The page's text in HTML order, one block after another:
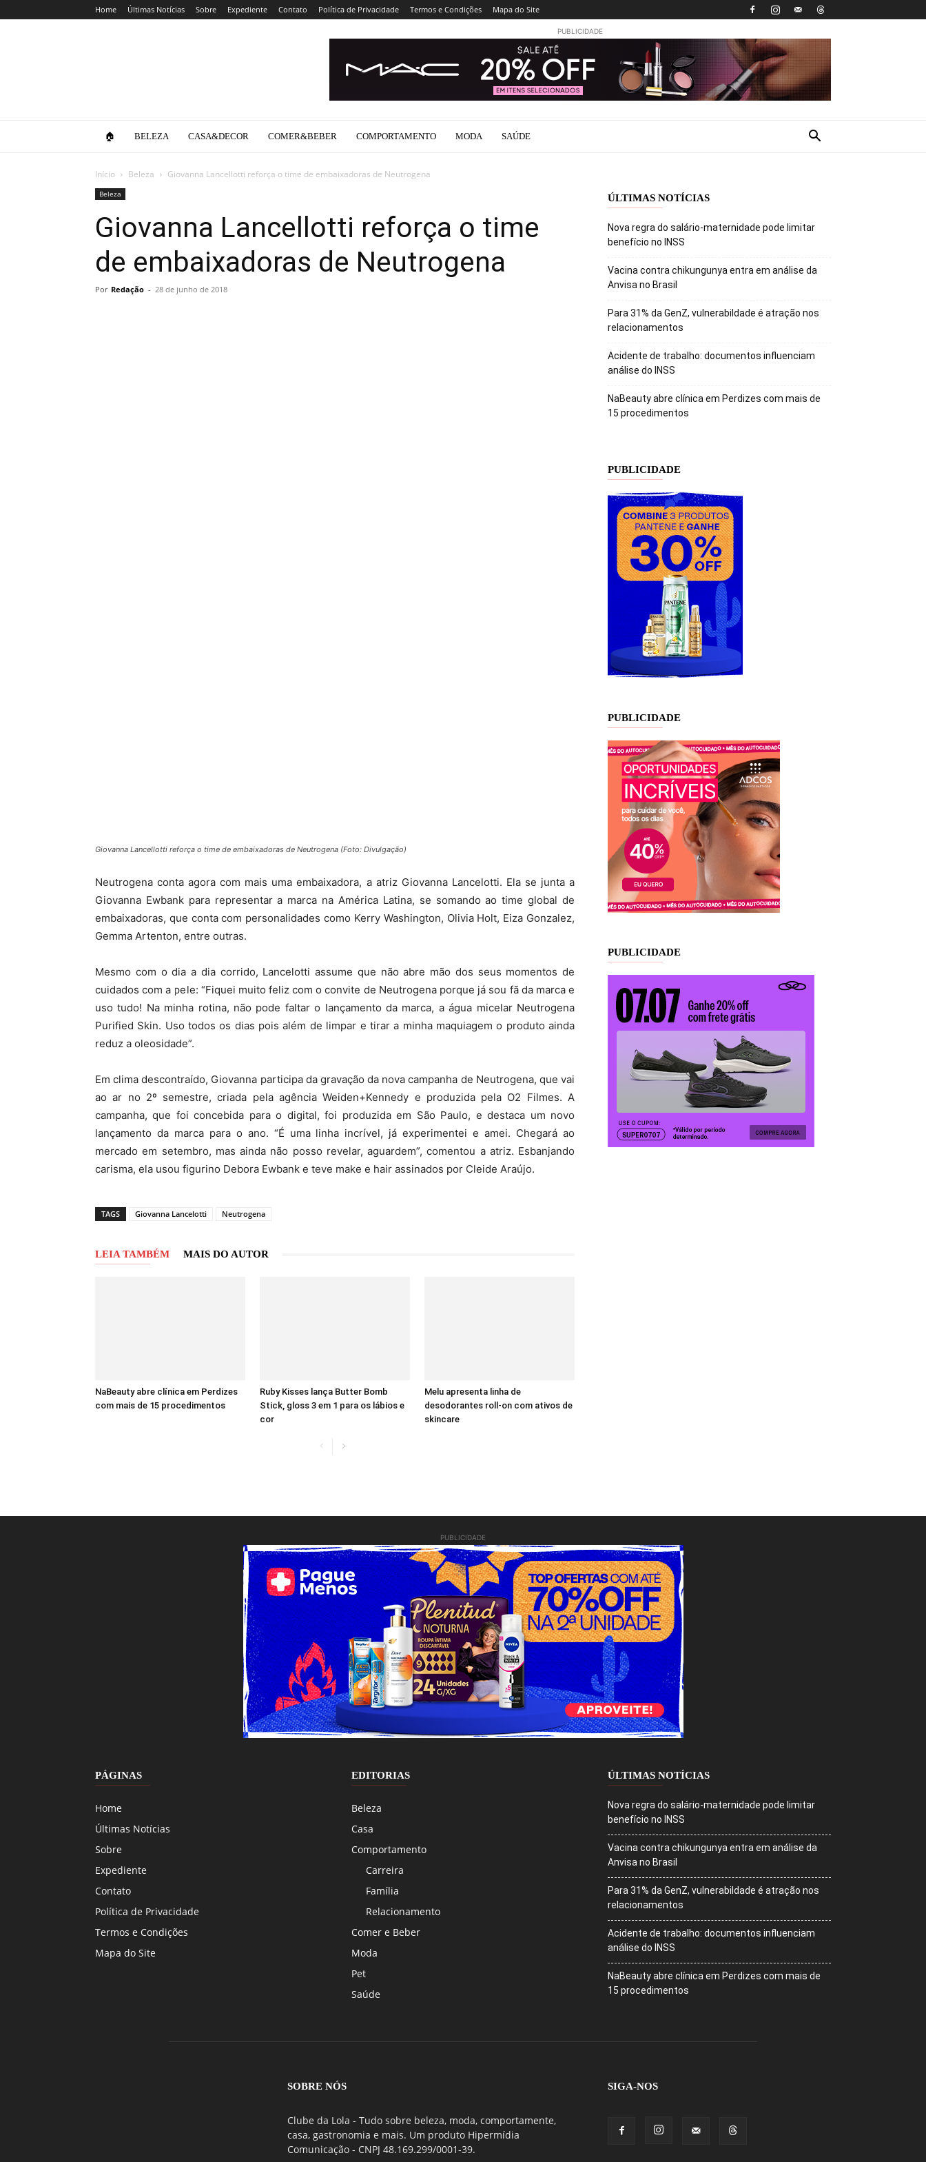
Home Últimas Notícias Sobre Expediente Contato Política de Privacidade Termos e Condições Mapa do Site
PUBLICIDADE
🏠 BELEZA CASA&DECOR COMER&BEBER COMPORTAMENTO MODA SAÚDE
Início Beleza Giovanna Lancellotti reforça o time de embaixadoras de Neutrogena
Beleza
Giovanna Lancellotti reforça o time
de embaixadoras de Neutrogena
Por Redação - 28 de junho de 2018
Giovanna Lancellotti reforça o time de embaixadoras de Neutrogena (Foto: Divulgação)
Neutrogena conta agora com mais uma embaixadora, a atriz Giovanna Lancelotti. Ela se junta a
Giovanna Ewbank para representar a marca na América Latina, se somando ao time global de
embaixadoras, que conta com personalidades como Kerry Washington, Olivia Holt, Eiza Gonzalez,
Gemma Artenton, entre outras.
Mesmo com o dia a dia corrido, Lancelotti assume que não abre mão dos seus momentos de
cuidados com a pele: “Fiquei muito feliz com o convite de Neutrogena porque já sou fã da marca e
uso tudo! Na minha rotina, não pode faltar o lançamento da marca, a água micelar Neutrogena
Purified Skin. Uso todos os dias pois além de limpar e tirar a minha maquiagem o produto ainda
reduz a oleosidade”.
Em clima descontraído, Giovanna participa da gravação da nova campanha de Neutrogena, que vai
ao ar no 2º semestre, criada pela agência Weiden+Kennedy e produzida pela O2 Filmes. A
campanha, que foi concebida para o digital, foi produzida em São Paulo, e destaca um novo
lançamento da marca para o ano. “É uma linha incrível, já experimentei e amei. Chegará ao
mercado em setembro, mas ainda não posso revelar, aguardem”, comentou a atriz. Esbanjando
carisma, ela usou figurino Debora Ewbank e teve make e hair assinados por Cleide Araújo.
TAGS Giovanna Lancelotti Neutrogena
LEIA TAMBÉM MAIS DO AUTOR
NaBeauty abre clínica em Perdizes
com mais de 15 procedimentos
Ruby Kisses lança Butter Bomb
Stick, gloss 3 em 1 para os lábios e
cor
Melu apresenta linha de
desodorantes roll-on com ativos de
skincare
ÚLTIMAS NOTÍCIAS
Nova regra do salário-maternidade pode limitar
benefício no INSS
Vacina contra chikungunya entra em análise da
Anvisa no Brasil
Para 31% da GenZ, vulnerabildade é atração nos
relacionamentos
Acidente de trabalho: documentos influenciam
análise do INSS
NaBeauty abre clínica em Perdizes com mais de
15 procedimentos
PUBLICIDADE
PUBLICIDADE
PUBLICIDADE
PUBLICIDADE
PÁGINAS
Home
Últimas Notícias
Sobre
Expediente
Contato
Política de Privacidade
Termos e Condições
Mapa do Site
EDITORIAS
Beleza
Casa
Comportamento
Carreira
Família
Relacionamento
Comer e Beber
Moda
Pet
Saúde
ÚLTIMAS NOTÍCIAS
Nova regra do salário-maternidade pode limitar
benefício no INSS
Vacina contra chikungunya entra em análise da
Anvisa no Brasil
Para 31% da GenZ, vulnerabildade é atração nos
relacionamentos
Acidente de trabalho: documentos influenciam
análise do INSS
NaBeauty abre clínica em Perdizes com mais de
15 procedimentos
SOBRE NÓS
Clube da Lola - Tudo sobre beleza, moda, comportamente,
casa, gastronomia e mais. Um produto Hipermídia
Comunicação - CNPJ 48.169.299/0001-39.
SIGA-NOS